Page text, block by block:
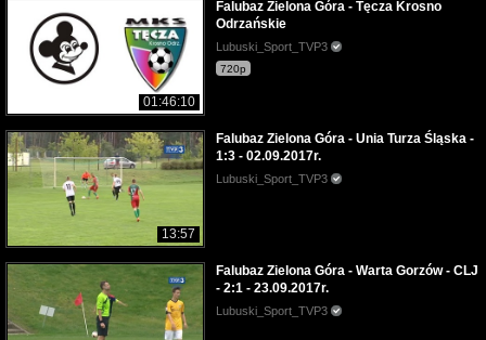
01:46:10
Falubaz Zielona Góra - Tęcza Krosno
Odrzańskie
Lubuski_Sport_TVP3
720p
13:57
Falubaz Zielona Góra - Unia Turza Śląska -
1:3 - 02.09.2017r.
Lubuski_Sport_TVP3
Falubaz Zielona Góra - Warta Gorzów - CLJ
- 2:1 - 23.09.2017r.
Lubuski_Sport_TVP3